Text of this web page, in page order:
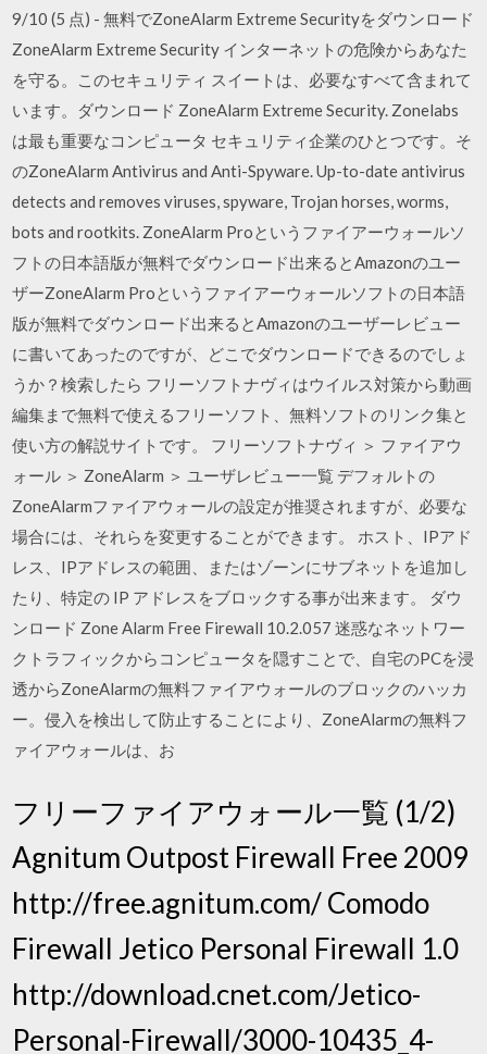
9/10 (5 点) - 無料でZoneAlarm Extreme Securityをダウンロード
ZoneAlarm Extreme Security インターネットの危険からあなた
を守る。このセキュリティ スイートは、必要なすべて含まれて
います。ダウンロード ZoneAlarm Extreme Security. Zonelabs
は最も重要なコンピュータ セキュリティ企業のひとつです。そ
のZoneAlarm Antivirus and Anti-Spyware. Up-to-date antivirus
detects and removes viruses, spyware, Trojan horses, worms,
bots and rootkits. ZoneAlarm Proというファイアーウォールソ
フトの日本語版が無料でダウンロード出来るとAmazonのユー
ザーZoneAlarm Proというファイアーウォールソフトの日本語
版が無料でダウンロード出来るとAmazonのユーザーレビュー
に書いてあったのですが、どこでダウンロードできるのでしょ
うか？検索したら フリーソフトナヴィはウイルス対策から動画
編集まで無料で使えるフリーソフト、無料ソフトのリンク集と
使い方の解説サイトです。 フリーソフトナヴィ ＞ ファイアウ
ォール ＞ ZoneAlarm ＞ ユーザレビュー一覧 デフォルトの
ZoneAlarmファイアウォールの設定が推奨されますが、必要な
場合には、それらを変更することができます。 ホスト、IPアド
レス、IPアドレスの範囲、またはゾーンにサブネットを追加し
たり、特定の IP アドレスをブロックする事が出来ます。 ダウ
ンロード Zone Alarm Free Firewall 10.2.057 迷惑なネットワー
クトラフィックからコンピュータを隠すことで、自宅のPCを浸
透からZoneAlarmの無料ファイアウォールのブロックのハッカ
ー。侵入を検出して防止することにより、ZoneAlarmの無料フ
ァイアウォールは、お
フリーファイアウォール一覧 (1/2)
Agnitum Outpost Firewall Free 2009
http://free.agnitum.com/ Comodo
Firewall Jetico Personal Firewall 1.0
http://download.cnet.com/Jetico-
Personal-Firewall/3000-10435_4-